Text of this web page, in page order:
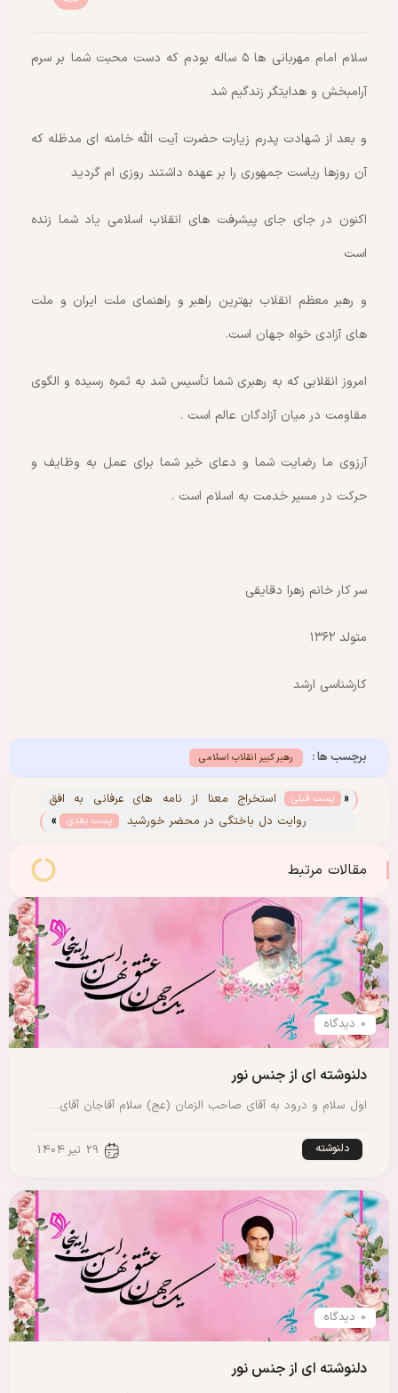
سلام امام مهربانی ها ۵ ساله بودم که دست محبت شما بر سرم
آرامبخش و هدایتگر زندگیم شد
و بعد از شهادت پدرم زیارت حضرت آیت الله خامنه ای مدظله که
آن روزها ریاست جمهوری را بر عهده داشتند روزی ام گردید
اکنون در جای جای پیشرفت های انقلاب اسلامی یاد شما زنده
است
و رهبر معظم انقلاب بهترین راهبر و راهنمای ملت ایران و ملت
های آزادی خواه جهان است.
امروز انقلابی که به رهبری شما تأسیس شد به ثمره رسیده و الگوی
مقاومت در میان آزادگان عالم است .
آرزوی ما رضایت شما و دعای خیر شما برای عمل به وظایف و
حرکت در مسیر خدمت به اسلام است .
سر کار خانم زهرا دقایقی
متولد ۱۳۶۲
کارشناسی ارشد
برچسب ها : رهبر کبیر انقلاب اسلامی
« پست قبلی
استخراج معنا از نامه های عرفانی به افق
امامت
روایت دل باختگی در محضر خورشید پست بعدی »
مقالات مرتبط
0 دیدگاه
دلنوشته ای از جنس نور
اول سلام و درود به آقای صاحب الزمان (عج) سلام آقاجان آقای…
دلنوشته 29 تیر 1404
0 دیدگاه
دلنوشته ای از جنس نور